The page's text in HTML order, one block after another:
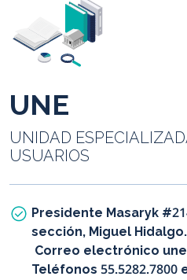
UNE
UNIDAD
USUARIOS
Presidente Masaryk
sección, Miguel Hidalgo.
Correo electrónico
Teléfonos 55.5282.7800